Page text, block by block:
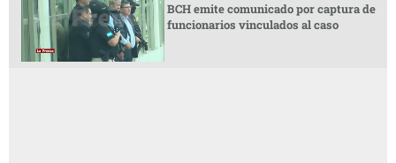
BCH emite comunicado por captura de
funcionarios vinculados al caso